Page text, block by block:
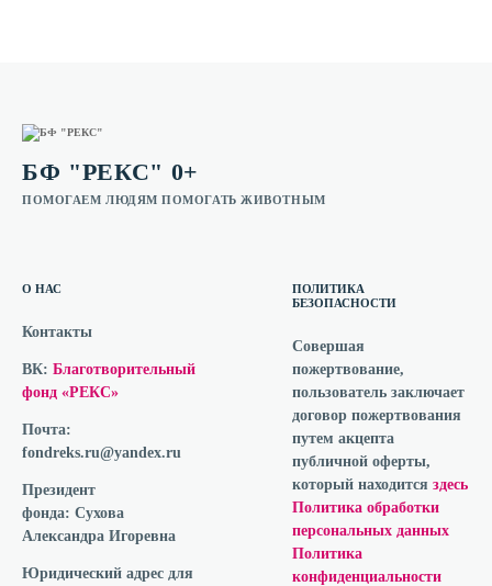
БФ "РЕКС" 0+
ПОМОГАЕМ ЛЮДЯМ ПОМОГАТЬ ЖИВОТНЫМ
О НАС
Контакты
ВК: Благотворительный
фонд «РЕКС»
Почта:
fondreks.ru@yandex.ru
Президент
фонда: Сухова
Александра Игоревна
Юридический адрес для
ПОЛИТИКА
БЕЗОПАСНОСТИ
Совершая
пожертвование,
пользователь заключает
договор пожертвования
путем акцепта
публичной оферты,
который находитсяздесь
Политика обработки
персональных данных
Политика
конфиденциальности